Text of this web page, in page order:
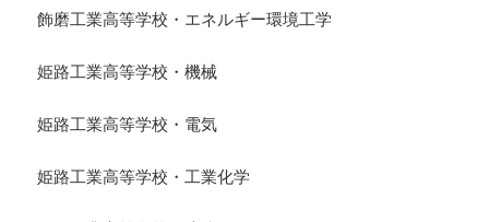
飾磨工業高等学校・エネルギー環境工学
姫路工業高等学校・機械
姫路工業高等学校・電気
姫路工業高等学校・工業化学